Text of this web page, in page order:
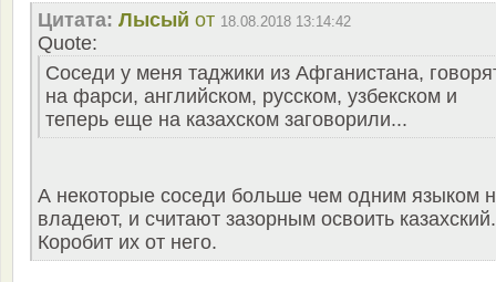
Цитата: Лысый от 18.08.2018 13:14:42
Quote:
Соседи у меня таджики из Афганистана,
на фарси, английском, русском, узбекском и
теперь еще на казахском заговорили...
А некоторые соседи больше чем одним языком
владеют, и считают зазорным освоить казахский.
Коробит их от него.